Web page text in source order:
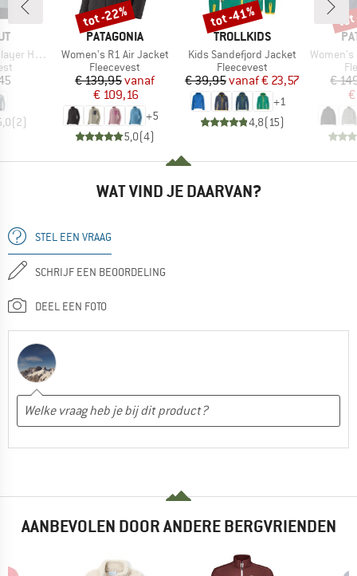
Jacket
(2)
MERK
PATAGONIA
Artikel
Women's R1 Air Jacket
Productgroep
Fleecevest
Prijs
€ 139,95Verlaagde prijs
vanaf
€ 109,16
+5
5,0(4)
Korting
tot -22%
MERK
TROLLKIDS
Artikel
Kids Sandefjord Jacket
Productgroep
Fleecevest
Prijs
€ 39,95 Verlaagde prijs
vanaf€ 23,57
+1
4,8(15)
Korting
tot -41%
Artikel
Women's
€
WAT VIND JE DAARVAN?
STEL EEN VRAAG
SCHRIJF EEN BEOORDELING
DEEL EEN FOTO
AANBEVOLEN DOOR ANDERE BERGVRIENDEN